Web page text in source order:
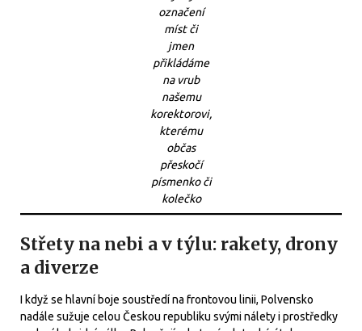
označení
míst či
jmen
přikládáme
na vrub
našemu
korektorovi,
kterému
občas
přeskočí
písmenko či
kolečko
Střety na nebi a v týlu: rakety, drony
a diverze
I když se hlavní boje soustředí na frontovou linii, Polvensko
nadále sužuje celou Českou republiku svými nálety i prostředky